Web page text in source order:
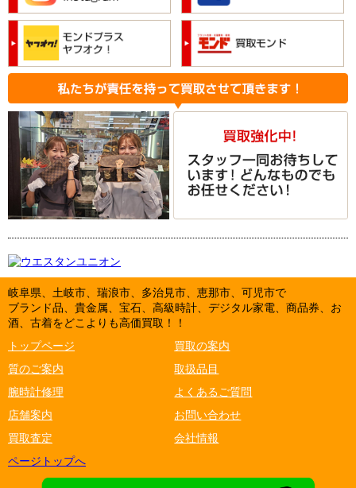
岐阜県、土岐市、瑞浪市、多治見市、恵那市、可児市で
ブランド品、貴金属、宝石、高級時計、デジタル家電、商品券、お
酒、古着をどこよりも高価買取！！
トップページ
買取の案内
質のご案内
取扱品目
腕時計修理
よくあるご質問
店舗案内
お問い合わせ
買取査定
会社情報
ページトップへ